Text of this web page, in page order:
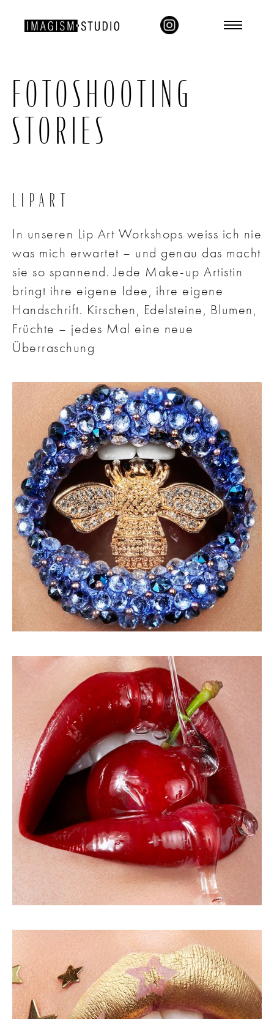
FOTOSHOOTING
STORIES
LIPART
In unseren Lip Art Workshops weiss ich nie
was mich erwartet – und genau das macht
sie so spannend. Jede Make-up Artistin
bringt ihre eigene Idee, ihre eigene
Handschrift. Kirschen, Edelsteine, Blumen,
Früchte – jedes Mal eine neue
Überraschung